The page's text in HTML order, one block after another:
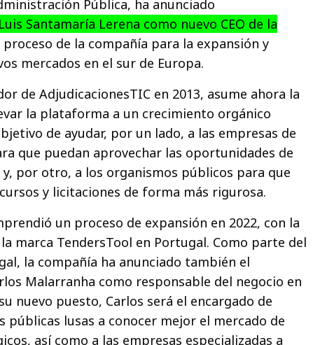
Pública, ha anunciado
Santamaría Lerena como nuevo CEO de la
de la compañía para la expansión y
mercados en el sur de Europa.
de AdjudicacionesTIC en 2013, asume ahora la
la plataforma a un crecimiento orgánico
de ayudar, por un lado, a las empresas de
que puedan aprovechar las oportunidades de
y, por otro, a los organismos públicos para que
y licitaciones de forma más rigurosa.
un proceso de expansión en 2022, con la
marca TendersTool en Portugal. Como parte del
la compañía ha anunciado también el
Malarranha como responsable del negocio en
nuevo puesto, Carlos será el encargado de
públicas lusas a conocer mejor el mercado de
así como a las empresas especializadas a